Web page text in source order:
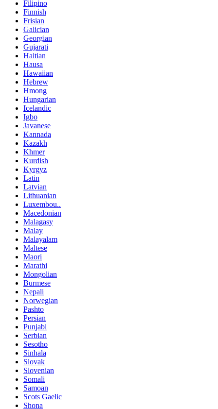
Filipino
Finnish
Frisian
Galician
Georgian
Gujarati
Haitian
Hausa
Hawaiian
Hebrew
Hmong
Hungarian
Icelandic
Igbo
Javanese
Kannada
Kazakh
Khmer
Kurdish
Kyrgyz
Latin
Latvian
Lithuanian
Luxembou..
Macedonian
Malagasy
Malay
Malayalam
Maltese
Maori
Marathi
Mongolian
Burmese
Nepali
Norwegian
Pashto
Persian
Punjabi
Serbian
Sesotho
Sinhala
Slovak
Slovenian
Somali
Samoan
Scots Gaelic
Shona